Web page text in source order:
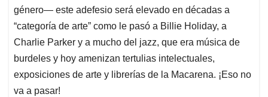
género— este adefesio será elevado en décadas a
“categoría de arte” como le pasó a Billie Holiday, a
Charlie Parker y a mucho del jazz, que era música de
burdeles y hoy amenizan tertulias intelectuales,
exposiciones de arte y librerías de la Macarena. ¡Eso no
va a pasar!